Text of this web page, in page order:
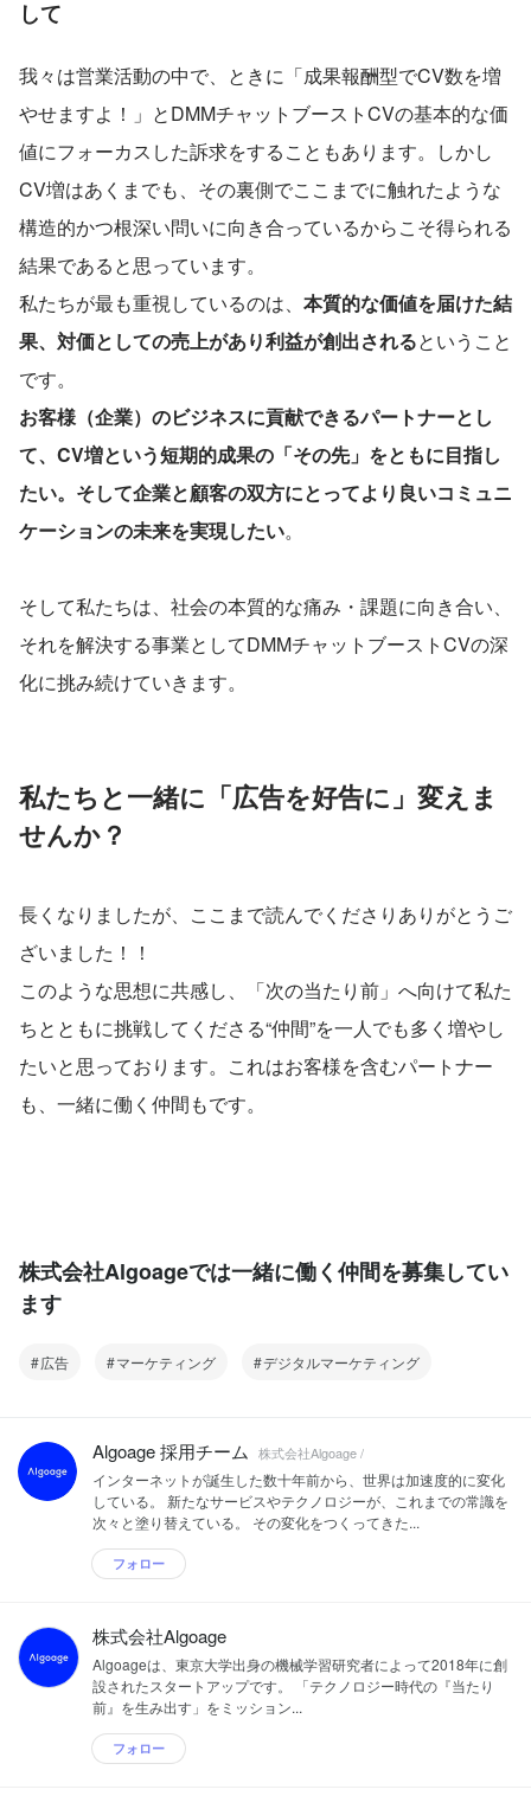
して
我々は営業活動の中で、ときに「成果報酬型でCV数を増
やせますよ！」とDMMチャットブーストCVの基本的な価
値にフォーカスした訴求をすることもあります。しかし
CV増はあくまでも、その裏側でここまでに触れたような
構造的かつ根深い問いに向き合っているからこそ得られる
結果であると思っています。
私たちが最も重視しているのは、 本質的な価値を届けた結
果、対価としての売上があり利益が創出されるということ
です。
お客様（企業）のビジネスに貢献できるパートナーとし
て、CV増という短期的成果の「その先」をともに目指し
たい。そして企業と顧客の双方にとってより良いコミュニ
ケーションの未来を実現したい。
そして私たちは、社会の本質的な痛み・課題に向き合い、
それを解決する事業としてDMMチャットブーストCVの深
化に挑み続けていきます。
私たちと一緒に「広告を好告に」変えま
せんか？
長くなりましたが、ここまで読んでくださりありがとうご
ざいました！！
このような思想に共感し、「次の当たり前」へ向けて私た
ちとともに挑戦してくださる“仲間”を一人でも多く増やし
たいと思っております。これはお客様を含むパートナー
も、一緒に働く仲間もです。
株式会社Algoageでは一緒に働く仲間を募集してい
ます
広告 マーケティング デジタルマーケティング
Algoage 採用チーム 株式会社Algoage /
インターネットが誕生した数十年前から、世界は加速度的に変化
している。 新たなサービスやテクノロジーが、これまでの常識を
次々と塗り替えている。 その変化をつくってきた...
フォロー
株式会社Algoage
Algoageは、東京大学出身の機械学習研究者によって2018年に創
設されたスタートアップです。 「テクノロジー時代の『当たり
前』を生み出す」をミッション...
フォロー